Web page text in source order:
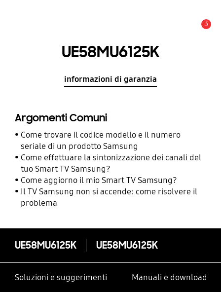
3
UE58MU6125K
informazioni di garanzia
Argomenti Comuni
Come trovare il codice modello e il numero
seriale di un prodotto Samsung
Come effettuare la sintonizzazione dei canali del
tuo Smart TV Samsung?
Come aggiorno il mio Smart TV Samsung?
Il TV Samsung non si accende: come risolvere il
problema
UE58MU6125K UE58MU6125K
Soluzioni e suggerimenti Manuali e download